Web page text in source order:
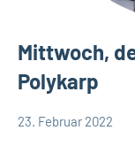
Mittwoch,
Polykarp
23. Februar 2022